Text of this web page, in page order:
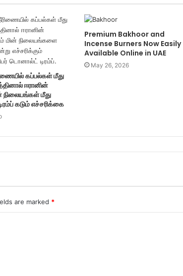
கப்பல்கள் மீது
ஈரானின்
நிலையங்கள் மீது
கடும் எச்சரிக்கை
Premium Bakhoor and
Incense Burners Now Easily
Available Online in UAE
May 26, 2026
are marked *